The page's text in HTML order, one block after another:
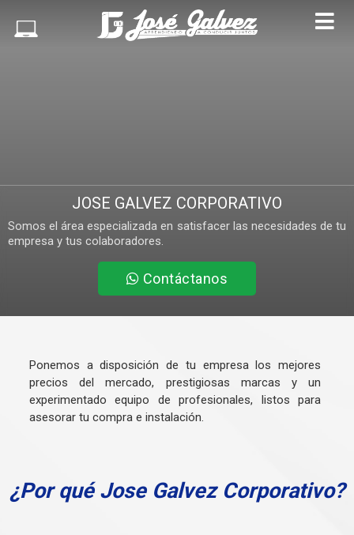
JOSE GALVEZ CORPORATIVO
Somos el área especializada en satisfacer las necesidades de tu
empresa y tus colaboradores.
Contáctanos
Ponemos a disposición de tu empresa los mejores
precios del mercado, prestigiosas marcas y un
experimentado equipo de profesionales, listos para
asesorar tu compra e instalación.
¿Por qué Jose Galvez Corporativo?